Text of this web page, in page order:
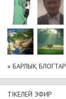
» БАРЛЫҚ БЛОГТАР
ТІКЕЛЕЙ ЭФИР